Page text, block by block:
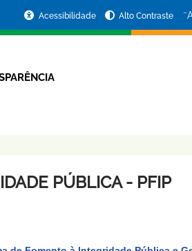
Acessibilidade Alto Contraste −
PÚBLICA - PFIP